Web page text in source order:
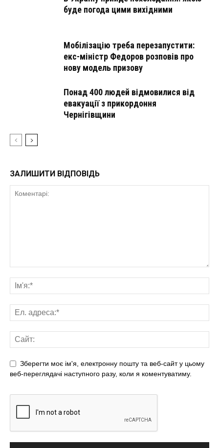
буде погода цими вихідними
Мобілізацію треба перезапустити:
екс-міністр Федоров розповів про
нову модель призову
Понад 400 людей відмовилися від
евакуації з прикордоння
Чернігівщини
ЗАЛИШИТИ ВІДПОВІДЬ
Зберегти моє ім'я, електронну пошту та веб-сайт у цьому
веб-переглядачі наступного разу, коли я коментуватиму.